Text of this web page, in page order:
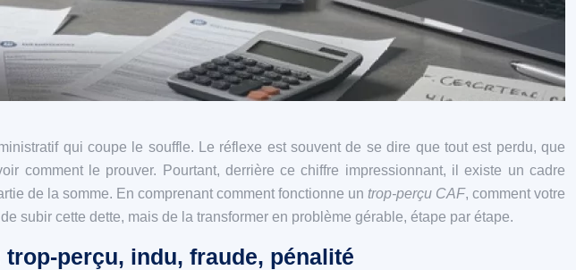
qui coupe le souffle. Le réflexe est souvent de se dire que tout est perdu, que
comment le prouver. Pourtant, derrière ce chiffre impressionnant, il existe un cadre
de la somme. En comprenant comment fonctionne un trop-perçu CAF, comment votre
subir cette dette, mais de la transformer en problème gérable, étape par étape.
trop-perçu, indu, fraude, pénalité